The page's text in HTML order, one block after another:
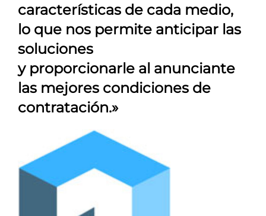
características de cada medio,
lo que nos permite anticipar las
soluciones
y proporcionarle al anunciante
las mejores condiciones de
contratación.»